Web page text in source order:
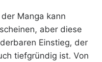
Manga kann
aber diese
Einstieg, der
tiefgründig ist. Von